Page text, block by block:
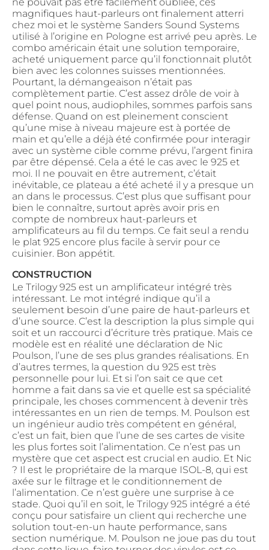
magnifiques haut-parleurs ont finalement atterri
chez moi et le système Sanders Sound Systems
utilisé à l’origine en Pologne est arrivé peu après. Le
combo américain était une solution temporaire,
acheté uniquement parce qu’il fonctionnait plutôt
bien avec les colonnes suisses mentionnées.
Pourtant, la démangeaison n’était pas
complètement partie. C’est assez drôle de voir à
quel point nous, audiophiles, sommes parfois sans
défense. Quand on est pleinement conscient
qu’une mise à niveau majeure est à portée de
main et qu’elle a déjà été confirmée pour interagir
avec un système cible comme prévu, l’argent finira
par être dépensé. Cela a été le cas avec le 925 et
moi. Il ne pouvait en être autrement, c’était
inévitable, ce plateau a été acheté il y a presque un
an dans le processus. C’est plus que suffisant pour
bien le connaître, surtout après avoir pris en
compte de nombreux haut-parleurs et
amplificateurs au fil du temps. Ce fait seul a rendu
le plat 925 encore plus facile à servir pour ce
cuisinier. Bon appétit.
CONSTRUCTION
Le Trilogy 925 est un amplificateur intégré très intéressant. Le mot intégré indique qu’il a seulement besoin d’une paire de haut-parleurs et d’une source. C’est la description la plus simple qui soit et un raccourci d’écriture très pratique. Mais ce modèle est en réalité une déclaration de Nic Poulson, l’une de ses plus grandes réalisations. En d’autres termes, la question du 925 est très personnelle pour lui. Et si l’on sait ce que cet homme a fait dans sa vie et quelle est sa spécialité principale, les choses commencent à devenir très intéressantes en un rien de temps. M. Poulson est un ingénieur audio très compétent en général, c’est un fait, bien que l’une de ses cartes de visite les plus fortes soit l’alimentation. Ce n’est pas un mystère que cet aspect est crucial en audio. Et Nic ? Il est le propriétaire de la marque ISOL-8, qui est axée sur le filtrage et le conditionnement de l’alimentation. Ce n’est guère une surprise à ce stade. Quoi qu’il en soit, le Trilogy 925 intégré a été conçu pour satisfaire un client qui recherche une solution tout-en-un haute performance, sans section numérique. M. Poulson ne joue pas du tout dans cette ligue, faire tourner des vinyles est ce qu’il fait lorsque le temps le permet. Et il est également convaincu qu’une circuiterie préampli + ampli de puissance bien conçue peut être une alternative valable à un ensemble en deux ou trois pièces. Certaines personnes disent que le meilleur câble est celui qui n’est pas un câble, n’est-ce pas ? Le Trilogy 925 est grand et lourd. Les dimensions (L x P x H) 445 x 485 x 138 et un poids de 25,5 kilogrammes sont les chiffres exacts. La puissance de sortie nominale à 8 ohms est généreuse avec 135WPC. L’impédance d’entrée via les entrées équilibrées et asymétriques est supérieure à 84KΩ et 42KΩ respectivement. La sensibilité d’entrée de 600mV RMS, la réponse en fréquence de 10 – 50 000 Hz (+/- 0,5 dB), la distorsion de moins de 1% pondérée A à la puissance nominale, la phase correcte (non-inversée) et la conception entièrement symétrique scellent presque l’affaire. Ajoutons la topologie entièrement discrète de classe AB de type push-pull et hybride (lampes + transistors), l’autocollant « Fabriqué en Angleterre », le prix demandé de 12 999 € (en Pologne) et boum, la curiosité se manifeste, n’est-ce pas ? Mais il y a plus, tellement plus. Le Trilogy 925 non seulement semble, mais se sent également très sérieux. À tous égards, c’est subjectivement le matériel le plus solide et le plus impressionnant avec lequel j’ai eu le plaisir de travailler jusqu’à présent. Cela crie qualité et luxe peu importe où l’on regarde, comme s’il avait été construit sans qu’aucun coin ne soit rogné. L’enveloppe de ce plateau est faite d’aluminium usiné CNC de différents types. Son avant doucement sablé et ses radiateurs ont un aspect différent, un peu plus brillant, par rapport à par exemple le couvercle supérieur mat. Il convient également de noter que si l’on souhaite avoir l’appareil dans une finition différente, cela est possible. Plusieurs couleurs primaires sont disponibles, ainsi que de multiples revêtements de la Chameleon Powder Company. Les options sont vastes et l’intégrée 925 peut s’adapter à n’importe quel décor. En avançant, le châssis de notre produit peut sembler simple à première vue, mais plus on commence à prêter attention aux détails, plus il devient évident que le diable se cache vraiment dans ceux-ci. Chaque coin est doucement arrondi et très méticuleusement fait. L’avant présente un grand affichage à matrice de points LED rouge. C’est brillant. Non seulement il délivre une écriture parfaitement lisible, mais il peut également être atténué ou complètement éteint. Un peu à droite, il y a deux touches de fonction, décrites comme « ENT » et « ESC ». Celles-ci permettent de naviguer dans les généreuses options de menu. Ensuite, il y a un gros bouton de volume qui tourne sans fin. Il est très pratique à utiliser, à savoir suffisamment lourd et aussi fluide que possible. Le bouton principal marche/arrêt se trouve dans une petite rétention à proximité et un indicateur LED rouge marche/arrêt est placé dans une autre, soigneusement sculptée dans le bord droit du 925. En bas, il y a un autre espace avec une entrée AUX de 3,5 mm. On peut utiliser l’intégrée Trilogy avec un smartphone ou une tablette par exemple. En continuant, chaque radiateur est usiné à partir d’un bloc d’aluminium de 5 kg et a des ailettes de profondeur et d’épaisseur inégales. Ces irrégularités fournissent une stabilité mécanique et thermique exceptionnelle pour les dispositifs de sortie sensibles. Le couvercle supérieur se retire facilement, il suffit de se débarrasser de deux vis et l’intérieur du 925 devient parfaitement accessible dans le processus. L’arrière de notre intégrée est généreux pour le moins. Il est rempli de six entrées au total ; trois XLR et le même nombre de RCA. La dernière entrée de ces dernières gère la fonction de retour de signal, tandis qu’une paire de RCA supplémentaire un peu plus bas l’envoie. Le Trilogy 925 a été conçu comme un intégré, donc il n’y a pas d’entrées à niveau fixe, ce qui signifie qu’un préamplificateur séparé ne peut pas être utilisé. Eh bien, techniquement, il peut, mais il n’y a aucun moyen de contourner l’interne. En avançant, notre plateau a des bornes de haut-parleur Mundorf. On pourrait penser que dans la gamme de prix du 925, quelque chose de plus kosher devrait être utilisé. Laissez-moi le formuler ainsi : celles-ci sont extrêmement pratiques à utiliser. Faciles à manipuler, avec une prise solide et d’une durabilité incroyable. Une prise IEC avec disjoncteur à proximité et l’interface TASlink propriétaire basée sur RJ-45 scellent l’affaire. La dernière fonctionnalité a été conçue pour inclure le 925 dans un ensemble Trilogy encore plus grand et pour le naviguer tout en utilisant une seule télécommande. Et en parlant de cela, la télécommande standard est fonctionnelle, mais fabriquée en plastique. Une télécommande plus avancée et en aluminium connue sous le nom de PRC est disponible et je la recommande sincèrement. Bien que je n’en possède pas. La demande de 1 000 € est cependant plutôt élevée. Passons aux fonctionnalités supplémentaires du Trilogy 925. La première en ligne est la protection par code PIN. Oui, si le produit n’est pas connecté à une source d’alimentation pendant plus de 30 minutes, un code fourni par le fabricant doit être saisi et il n’y a pas d’autre moyen. Après cette opération, la machine se réchauffe et l’écriture appropriée apparaît sur son écran, cela prend environ une minute ou deux et après cela, elle est pleinement opérationnelle. Nic voulait évidemment faire du 925 intégré un appareil très unique. Pour ce faire, il a inclus une carte logique qui surveille les actions de ce plateau et propose plusieurs fonctionnalités très intéressantes. Par exemple, on peut ajuster la luminosité des LED ou les éteindre. Mais il y a une option pour vérifier la température des canaux ou régler le niveau de volume individuellement pour chaque entrée. Et puisque le 925 a une horloge interne, avoir l’heure et le jour de la semaine visibles n’est pas un problème du tout. Et pour rester dans cette veine, on peut régler l’appareil pour qu’il se réchauffe lorsque désiré, c’est-à-dire à un jour précis de la semaine, à des heures et des minutes précises. La même histoire s’applique à l’équilibre des canaux, aux ajustements de code PIN, et ainsi de suite. Même un graphique à barres horizontal peut être affiché et ce sont quelques-unes des fonctionnalités étendues dont le 925 est chargé. Par exemple, mon unité personnelle a ce qu’on appelle une « lumière d’ambiance ». Son ventre est équipé de deux LED bleues qui éclairent la surface sous l’intégrée. Même cette option peut être facilement activée/désactivée. Sans mentionner que chaque entrée peut être nommée individuellement. Tout bien considéré, il est facilement visible que Nic a mis beaucoup d’efforts dans ces petites choses. Oui, la grande majorité de celles-ci ne seront probablement pas utilisées, si ce n’est pas du tout. Pourtant, il les a incluses parce qu’il pouvait simplement le faire et qu’il le voulait. Comme je l’ai dit plus haut, le 925 intégré est un design très personnel pour notre homme en effet. Et même si ses nombreuses options peuvent sembler hostiles à un nouvel utilisateur, en pratique, les choses sont à l’opposé. L’interface est très intuitive, facile à naviguer et l’appareil lui-même est en fait très convivial. Passons à l’intérieur de notre plateau. Voilà une vue à voir là-bas. L’architecture interne est entièrement équilibrée tout au long, donc jamais convertie en asymétrique. Les entrées du 925 sont commutées via des relais plaqués ruthénium placés très proches. Ensuite, il y a la phase de préamplification. Le gain de tension est fourni par deux triodes doubles NOS 6H6П russes par canal. Celles-ci sont complétées par une unité servo afin qu’elles soient en parfaite symétrie et des régulateurs shunt HT discrets fournissent du courant continu régulé pur pour elles. Le Trilogy 925 a une étape de sortie très particulière, basée sur de petits FET et bipolaires. Les premiers gèrent le tout premier watt, tandis que les seconds sont le fournisseur de courant élevé une fois que la situation devient plus exigeante. L’un pousse, l’autre tire. Chacun de ces transistors fonctionne dans un état de polarisation élevé, donc davantage de classe A est sur la table plutôt que B. Maintenant, passons à l’alimentation. Elle est généreuse. Le transformateur toroïdal principal est blindé de Faraday et possède des enroulements et des redresseurs séparés pour chaque canal. De nombreux condensateurs personnalisés Trilogy (Mundorfs ?) font partie du package de l’alimentation. Les chauffages de lampes et les unités logiques ont leurs propres transformateurs d’alimentation, afin de garder le bruit interne sous contrôle. La section d’alimentation est montée sur une épaisse plaque faite